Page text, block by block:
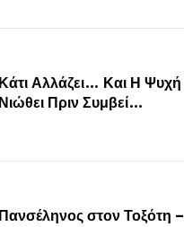
Κάτι Αλλάζει… Και Η
Νιώθει Πριν Συμβεί…
Πανσέληνος στον Τοξότη